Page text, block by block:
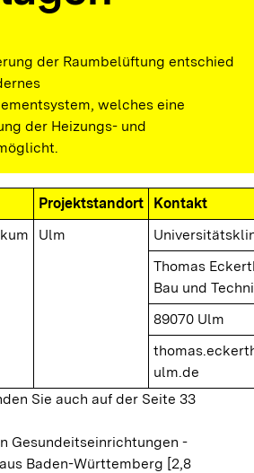
der Raumbelüftung entschied
welches eine
der Heizungs- und
Projektstandort
Kontakt
Ulm
Thomas
Bau und
89070 Ulm
ulm.de
Sie auch auf der Seite 33
Gesundeitseinrichtungen -
Baden-Württemberg [2,8